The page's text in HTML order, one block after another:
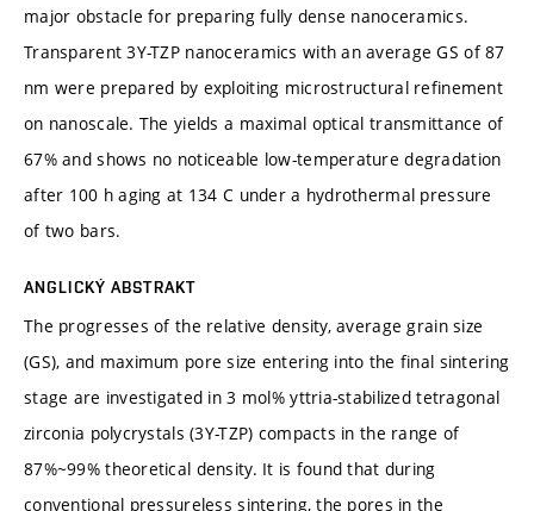
major obstacle for preparing fully dense nanoceramics.
Transparent 3Y-TZP nanoceramics with an average GS of 87
nm were prepared by exploiting microstructural refinement
on nanoscale. The yields a maximal optical transmittance of
67% and shows no noticeable low-temperature degradation
after 100 h aging at 134 C under a hydrothermal pressure
of two bars.
ANGLICKÝ ABSTRAKT
The progresses of the relative density, average grain size
(GS), and maximum pore size entering into the final sintering
stage are investigated in 3 mol% yttria-stabilized tetragonal
zirconia polycrystals (3Y-TZP) compacts in the range of
87%~99% theoretical density. It is found that during
conventional pressureless sintering, the pores in the